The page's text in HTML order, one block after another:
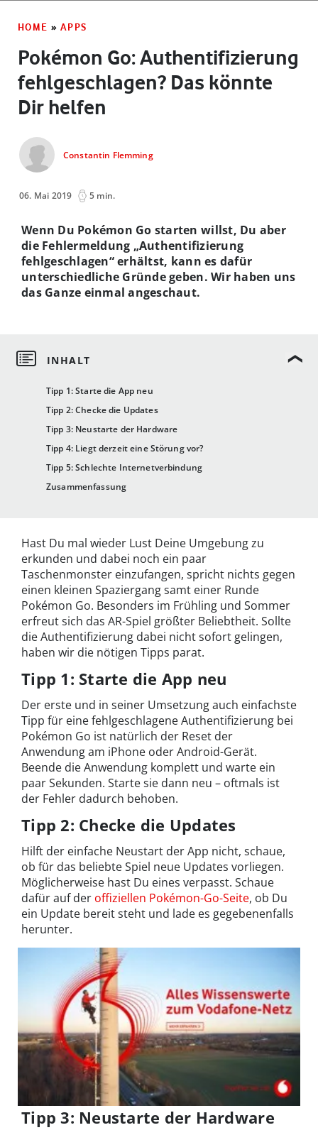
HOME » APPS
Pokémon Go: Authentifizierung
fehlgeschlagen? Das könnte
Dir helfen
Constantin Flemming
06. Mai 2019 5 min.
Tipp 1: Starte die App neu
Tipp 2: Checke die Updates
Tipp 3: Neustarte der Hardware
Tipp 4: Liegt derzeit eine Störung vor?
Tipp 5: Schlechte Internetverbindung
Zusammenfassung
Wenn Du Pokémon Go starten willst, Du aber
die Fehlermeldung „Authentifizierung
fehlgeschlagen“ erhältst, kann es dafür
unterschiedliche Gründe geben. Wir haben uns
das Ganze einmal angeschaut.
Hast Du mal wieder Lust Deine Umgebung zu
erkunden und dabei noch ein paar
Taschenmonster einzufangen, spricht nichts gegen
einen kleinen Spaziergang samt einer Runde
Pokémon Go. Besonders im Frühling und Sommer
erfreut sich das AR-Spiel größter Beliebtheit. Sollte
die Authentifizierung dabei nicht sofort gelingen,
haben wir die nötigen Tipps parat.
Tipp 1: Starte die App neu
Der erste und in seiner Umsetzung auch einfachste
Tipp für eine fehlgeschlagene Authentifizierung bei
Pokémon Go ist natürlich der Reset der
Anwendung am iPhone oder Android-Gerät.
Beende die Anwendung komplett und warte ein
paar Sekunden. Starte sie dann neu – oftmals ist
der Fehler dadurch behoben.
Tipp 2: Checke die Updates
Hilft der einfache Neustart der App nicht, schaue,
ob für das beliebte Spiel neue Updates vorliegen.
Möglicherweise hast Du eines verpasst. Schaue
dafür auf der offiziellen Pokémon-Go-Seite, ob Du
ein Update bereit steht und lade es gegebenenfalls
herunter.
Tipp 3: Neustarte der Hardware